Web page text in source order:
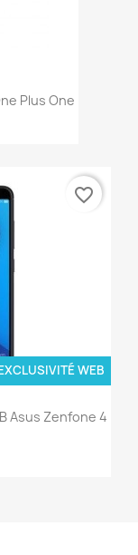
Plus One
Asus Zenfone 4
WEB
favorite_border